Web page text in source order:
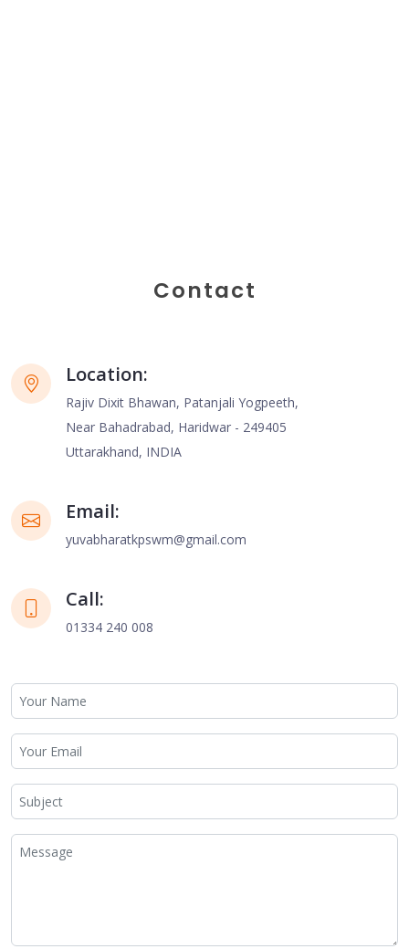
Contact
Location:
Rajiv Dixit Bhawan, Patanjali Yogpeeth,
Near Bahadrabad, Haridwar - 249405
Uttarakhand, INDIA
Email:
yuvabharatkpswm@gmail.com
Call:
01334 240 008